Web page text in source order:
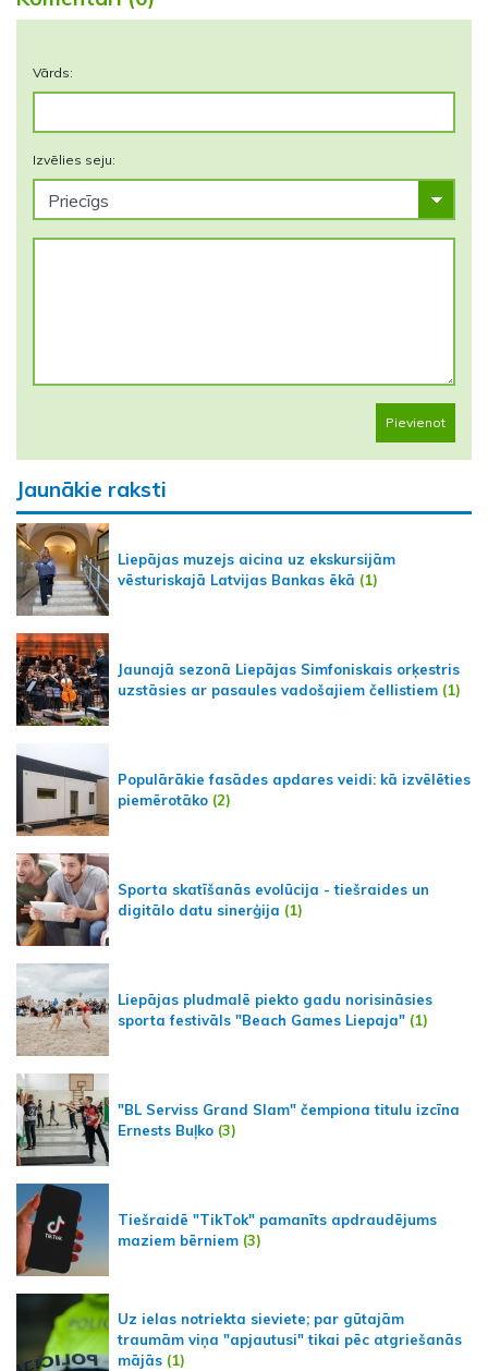
Vārds:
Izvēlies seju:
Pievienot
Jaunākie raksti
Liepājas muzejs aicina uz ekskursijām
vēsturiskajā Latvijas Bankas ēkā (1)
Jaunajā sezonā Liepājas Simfoniskais orķestris
uzstāsies ar pasaules vadošajiem čellistiem (1)
Populārākie fasādes apdares veidi: kā izvēlēties
piemērotāko (2)
Sporta skatīšanās evolūcija - tiešraides un
digitālo datu sinerģija (1)
Liepājas pludmalē piekto gadu norisināsies
sporta festivāls "Beach Games Liepaja" (1)
"BL Serviss Grand Slam" čempiona titulu izcīna
Ernests Buļko (3)
Tiešraidē "TikTok" pamanīts apdraudējums
maziem bērniem (3)
Uz ielas notriekta sieviete; par gūtajām
traumām viņa "apjautusi" tikai pēc atgriešanās
mājās (1)